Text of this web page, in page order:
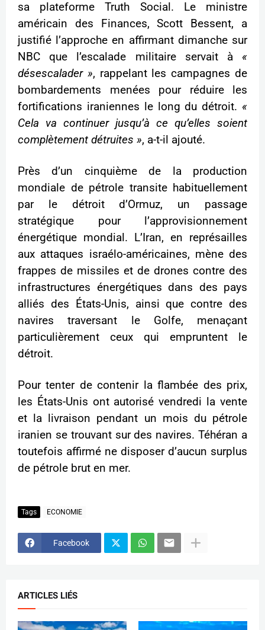
sa plateforme Truth Social. Le ministre
américain des Finances, Scott Bessent, a
justifié l’approche en affirmant dimanche sur
NBC que l’escalade militaire servait à «
désescalader », rappelant les campagnes de
bombardements menées pour réduire les
fortifications iraniennes le long du détroit. «
Cela va continuer jusqu’à ce qu’elles soient
complètement détruites », a-t-il ajouté.
Près d’un cinquième de la production
mondiale de pétrole transite habituellement
par le détroit d’Ormuz, un passage
stratégique pour l’approvisionnement
énergétique mondial. L’Iran, en représailles
aux attaques israélo-américaines, mène des
frappes de missiles et de drones contre des
infrastructures énergétiques dans des pays
alliés des États-Unis, ainsi que contre des
navires traversant le Golfe, menaçant
particulièrement ceux qui empruntent le
détroit.
Pour tenter de contenir la flambée des prix,
les États-Unis ont autorisé vendredi la vente
et la livraison pendant un mois du pétrole
iranien se trouvant sur des navires. Téhéran a
toutefois affirmé ne disposer d’aucun surplus
de pétrole brut en mer.
Tags ECONOMIE
Facebook
ARTICLES LIÉS